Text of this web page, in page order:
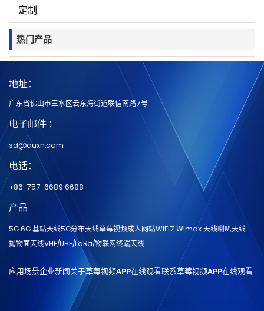
定制
热门产品
地址：
广东省佛山市三水区云东海街道联信南路7号
电子邮件 ：
sd@auxn.com
电话：
+86-757-6689 6688
产品
5G 6G 基站天线5G分布天线草莓视频成人网站WiFi7 Wimax 天线喇叭天线
抛物面天线VHF/UHF/LoRa/物联网终端天线
应用场景企业新闻关于草莓视频APP在线观看联系草莓视频APP在线观看